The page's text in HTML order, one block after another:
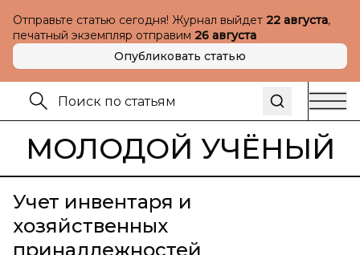
Отправьте статью сегодня! Журнал выйдет 22 августа,
печатный экземпляр отправим 26 августа
Опубликовать статью
МОЛОДОЙ УЧЁНЫЙ
Учет инвентаря и
хозяйственных
принадлежностей